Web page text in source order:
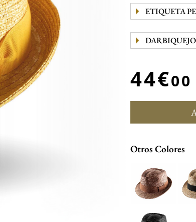
ETIQUETA
DARBIQUEJO
44€00
Otros Colores